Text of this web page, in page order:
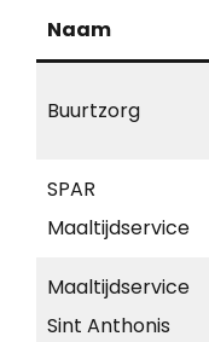
Naam
Buurtzorg
SPAR
Maaltijdservice
Maaltijdservice
Sint Anthonis